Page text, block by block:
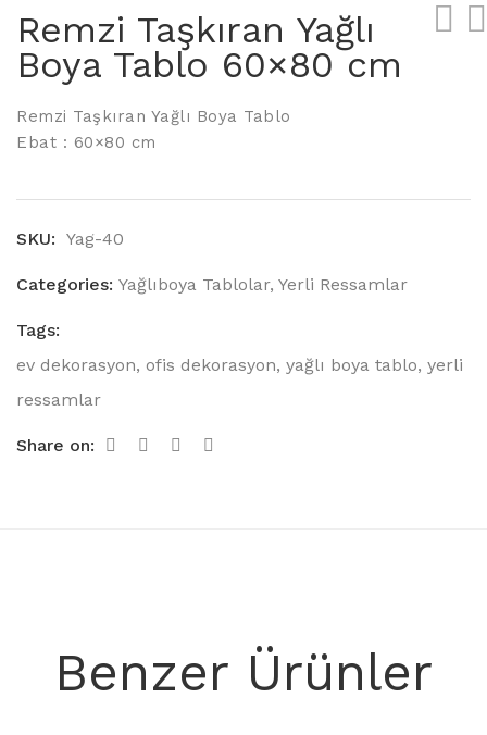
Remzi Taşkıran Yağlı
Boya Tablo 60×80 cm
Remzi Taşkıran Yağlı Boya Tablo
Ebat : 60×80 cm
SKU: Yag-40
Categories: Yağlıboya Tablolar, Yerli Ressamlar
Tags:
ev dekorasyon, ofis dekorasyon, yağlı boya tablo, yerli
ressamlar
Share on:
Benzer Ürünler